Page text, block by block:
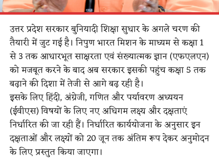
उत्तर प्रदेश सरकार बुनियादी शिक्षा सुधार के अगले चरण की
तैयारी में जुट गई है। निपुण भारत मिशन के माध्यम से कक्षा 1
से 3 तक आधारभूत साक्षरता एवं संख्यात्मक ज्ञान (एफएलएन)
को मजबूत करने के बाद अब सरकार इसकी पहुंच कक्षा 5 तक
बढ़ाने की दिशा में तेजी से आगे बढ़ रही है।
इसके लिए हिंदी, अंग्रेजी, गणित और पर्यावरण अध्ययन
(ईवीएस) विषयों के लिए नए अधिगम लक्ष्य और दक्षताएं
निर्धारित की जा रही हैं। निर्धारित कार्ययोजना के अनुसार इन
दक्षताओं और लक्ष्यों को 20 जून तक अंतिम रूप देकर अनुमोदन
के लिए प्रस्तुत किया जाएगा।